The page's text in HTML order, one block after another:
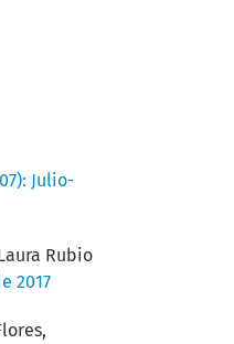
Julio-
Rubio
2017